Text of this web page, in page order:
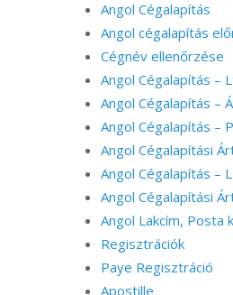
Angol Cégalapítás
Angol cégalapítás
Cégnév ellenőrzése
Angol Cégalapítás –
Angol Cégalapítás –
Angol Cégalapítás –
Angol Cégalapítási
Angol Cégalapítás –
Angol Cégalapítási
Angol Lakcím, Posta
Regisztrációk
Paye Regisztráció
Apostille